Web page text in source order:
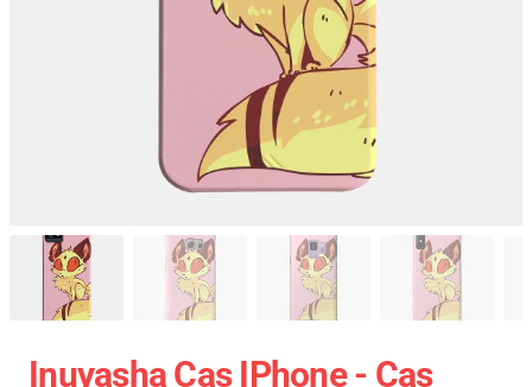
Inuyasha Cas IPhone - Cas